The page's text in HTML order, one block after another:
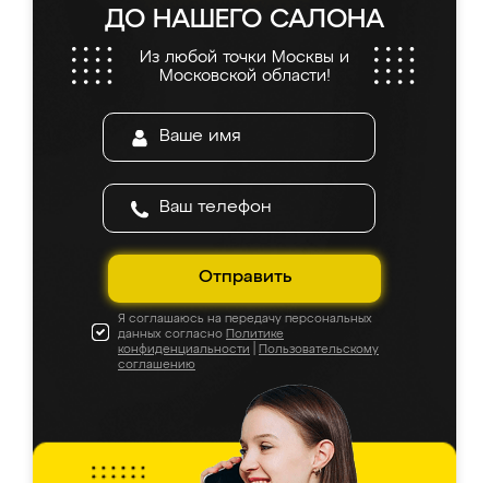
ДО НАШЕГО САЛОНА
Из любой точки Москвы и
Московской области!
Отправить
Я соглашаюсь на передачу персональных
данных согласно Политике
конфиденциальности
Пользовательскому
соглашению